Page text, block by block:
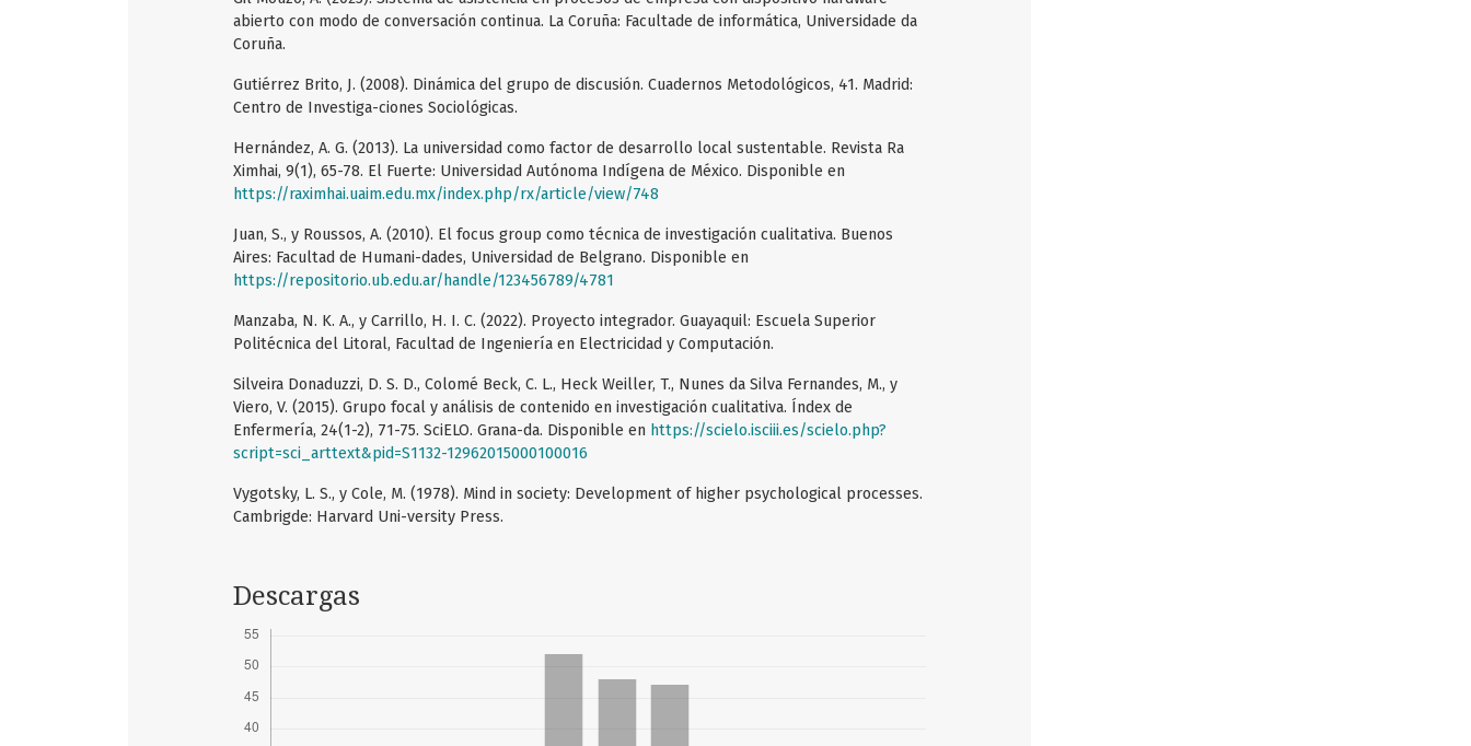
abierto con modo de conversación continua. La Coruña: Facultade de informática, Universidade da
Coruña.
Gutiérrez Brito, J. (2008). Dinámica del grupo de discusión. Cuadernos Metodológicos, 41. Madrid:
Centro de Investiga-ciones Sociológicas.
Hernández, A. G. (2013). La universidad como factor de desarrollo local sustentable. Revista Ra
Ximhai, 9(1), 65-78. El Fuerte: Universidad Autónoma Indígena de México. Disponible en
https://raximhai.uaim.edu.mx/index.php/rx/article/view/748
Juan, S., y Roussos, A. (2010). El focus group como técnica de investigación cualitativa. Buenos
Aires: Facultad de Humani-dades, Universidad de Belgrano. Disponible en
https://repositorio.ub.edu.ar/handle/123456789/4781
Manzaba, N. K. A., y Carrillo, H. I. C. (2022). Proyecto integrador. Guayaquil: Escuela Superior
Politécnica del Litoral, Facultad de Ingeniería en Electricidad y Computación.
Silveira Donaduzzi, D. S. D., Colomé Beck, C. L., Heck Weiller, T., Nunes da Silva Fernandes, M., y
Viero, V. (2015). Grupo focal y análisis de contenido en investigación cualitativa. Índex de
Enfermería, 24(1-2), 71-75. SciELO. Grana-da. Disponible en https://scielo.isciii.es/scielo.php?
script=sci_arttext&pid=S1132-12962015000100016
Vygotsky, L. S., y Cole, M. (1978). Mind in society: Development of higher psychological processes.
Cambrigde: Harvard Uni-versity Press.
Descargas